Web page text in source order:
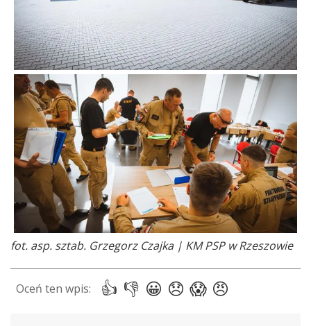
fot. asp. sztab. Grzegorz Czajka | KM PSP w Rzeszowie